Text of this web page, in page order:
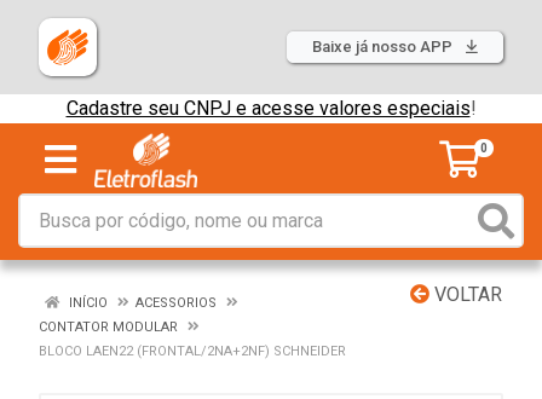
Baixe já nosso APP
Cadastre seu CNPJ e acesse valores especiais!
0
VOLTAR
INÍCIO
ACESSORIOS
CONTATOR MODULAR
BLOCO LAEN22 (FRONTAL/2NA+2NF) SCHNEIDER